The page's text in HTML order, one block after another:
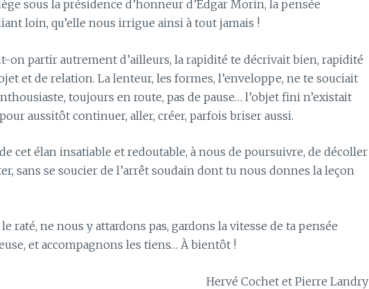
sous la présidence d’honneur d’Edgar Morin, la pensée
loin, qu’elle nous irrigue ainsi à tout jamais !
on partir autrement d’ailleurs, la rapidité te décrivait bien, rapidité
et de relation. La lenteur, les formes, l’enveloppe, ne te souciait
toujours en route, pas de pause… l’objet fini n’existait
aussitôt continuer, aller, créer, parfois briser aussi.
cet élan insatiable et redoutable, à nous de poursuivre, de décoller
sans se soucier de l’arrêt soudain dont tu nous donnes la leçon
raté, ne nous y attardons pas, gardons la vitesse de ta pensée
et accompagnons les tiens… À bientôt !
Hervé Cochet et Pierre Landry